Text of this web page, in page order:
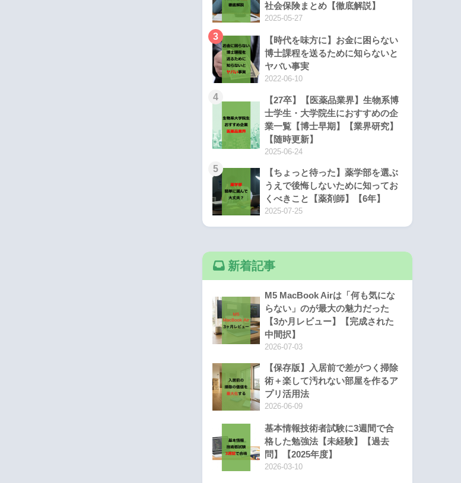
社会保険まとめ【徹底解説】
2025-05-27
3
【時代を味方に】お金に困らない
博士課程を送るために知らないと
ヤバい事実
2022-06-10
4
【27卒】【医薬品業界】生物系博
士学生・大学院生におすすめの企
業一覧【博士早期】【業界研究】
【随時更新】
2025-06-24
5
【ちょっと待った】薬学部を選ぶ
うえで後悔しないために知ってお
くべきこと【薬剤師】【6年】
2025-07-25
新着記事
M5 MacBook Airは「何も気にな
らない」のが最大の魅力だった
【3か月レビュー】【完成された
中間択】
2026-07-03
【保存版】入居前で差がつく掃除
術＋楽して汚れない部屋を作るア
プリ活用法
2026-06-09
基本情報技術者試験に3週間で合
格した勉強法【未経験】【過去
問】【2025年度】
2026-03-10